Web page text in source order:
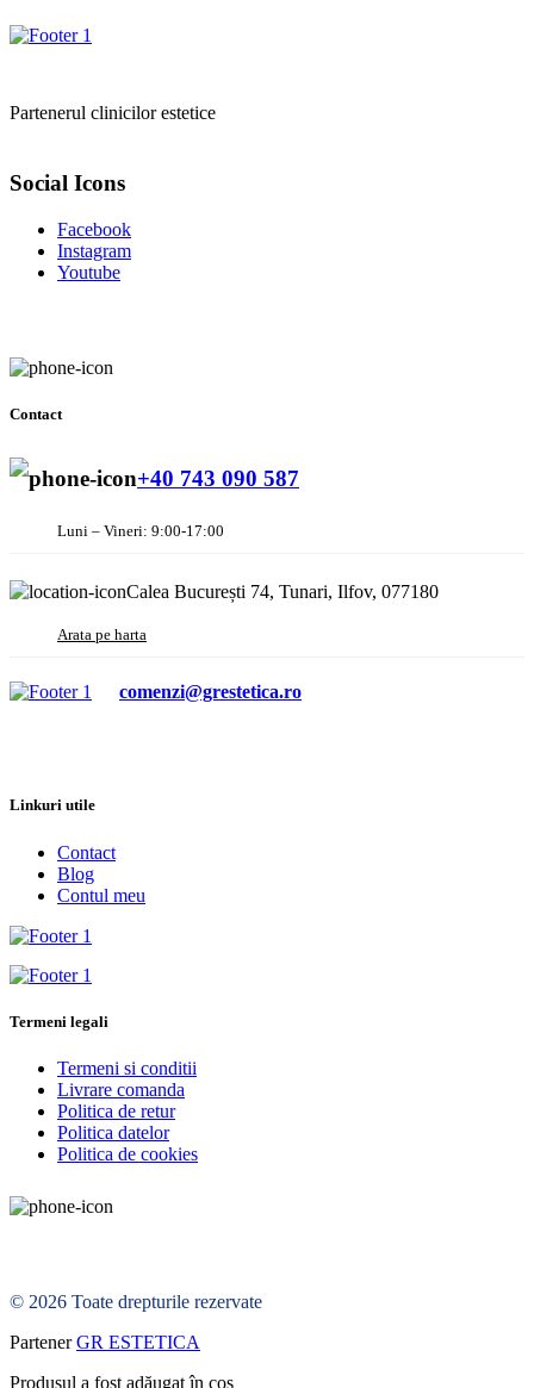
Partenerul clinicilor estetice
Social Icons
Facebook
Instagram
Youtube
Contact
+40 743 090 587
Luni – Vineri: 9:00-17:00
Calea București 74, Tunari, Ilfov, 077180
Arata pe harta
comenzi@grestetica.ro
Linkuri utile
Contact
Blog
Contul meu
Termeni legali
Termeni si conditii
Livrare comanda
Politica de retur
Politica datelor
Politica de cookies
© 2026 Toate drepturile rezervate
PartenerGR ESTETICA
Produsul a fost adăugat în coș